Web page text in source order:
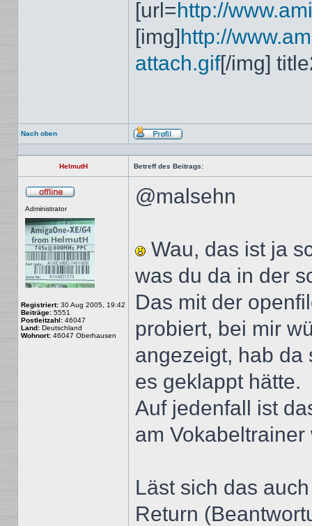
[url=http://
[img]http://
attach.gif[/img]
Nach oben
Profil
HelmutH Betreff des Beitrags:
Administrator
Registriert: 30 Aug 2005, 19:42
Beiträge: 5551
Postleitzahl: 46047
Land: Deutschland
Wohnort: 46047 Oberhausen
@malsehn
Wau, das ist ja
was du da in der
Das mit der
probiert, bei mir
angezeigt, hab da
es geklappt hätte.
Auf jedenfall ist
am
Läst sich das
Return